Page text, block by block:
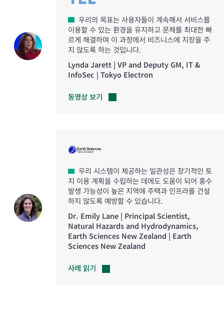
우리의 목표는 사용자들이 계속해서 서비스를
이용할 수 있는 환경을 유지하고 문제를 최대한 빠
르게 해결하며 이 과정에서 비즈니스에 지장을 주
지 않도록 하는 것입니다.
Lynda Jarett | VP and Deputy GM, IT &
InfoSec | Tokyo Electron
동영상보기
우리 시스템이 제공하는 일관성은 장기적인 토
지 이용 계획을 수립하는 데에도 도움이 되어 홍수
발생 가능성이 높은 지역에 주택과 인프라를 건설
하지 않도록 예방할 수 있습니다.
Dr. Emily Lane | Principal Scientist,
Natural Hazards and Hydrodynamics,
Earth Sciences New Zealand | Earth
Sciences New Zealand
사례 읽기